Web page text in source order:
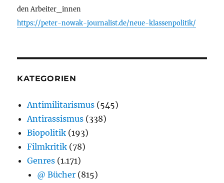
den Arbeiter_innen
https://peter-nowak-journalist.de/neue-klassenpolitik/
KATEGORIEN
Antimilitarismus (545)
Antirassismus (338)
Biopolitik (193)
Filmkritik (78)
Genres (1.171)
@ Bücher (815)